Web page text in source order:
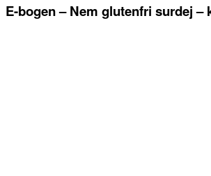
E-bogen – Nem glutenfri surdej –